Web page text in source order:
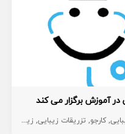
آموزش برگزار مى کند
کارجو تزریقات زیبایی زیبایی